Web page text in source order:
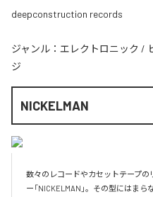
deepconstruction records
ジャンル： エレクトロニック /
ジ
NICKELMAN
数々のレコードやカセットテープ
ー「NICKELMAN」。その型にはま